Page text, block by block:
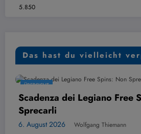
5.850
Das hast du vielleicht
dei Legiano Free Spins: Non
2026 Wolfgang Thiemann